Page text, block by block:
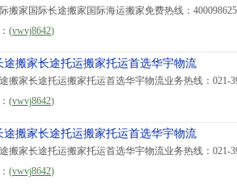
搬家国际长途搬家国际海运搬家免费热线：
(vwvj8642)
途搬家长途托运搬家托运首选华宇物流
搬家长途托运搬家托运首选华宇物流业务热线：021-
(vwvj8642)
途搬家长途托运搬家托运首选华宇物流
搬家长途托运搬家托运首选华宇物流业务热线：021-
(vwvj8642)